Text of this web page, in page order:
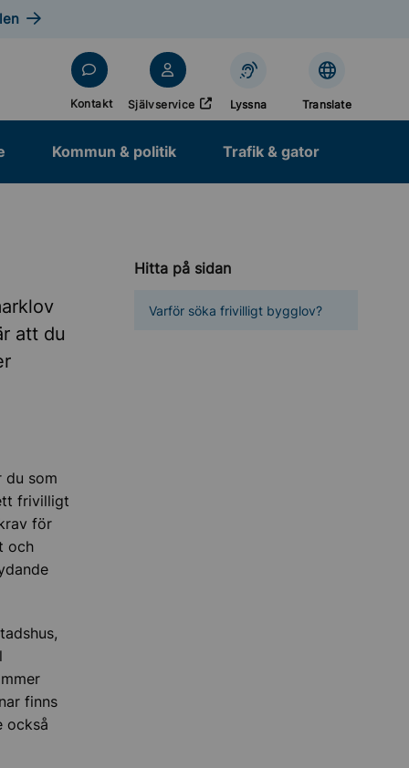
Kontakt Självservice
Öppnas i nytt fönster
Lyssna Translate
Kommun & politik Trafik & gator
Hitta på sidan
Varför söka frivilligt bygglov?
att du
du som
frivilligt
för
och
finns
också